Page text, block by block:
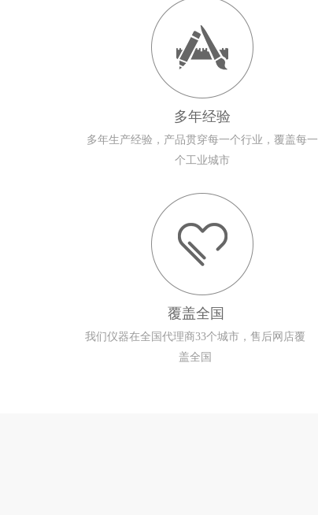
多年经验
多年生产经验，产品贯穿每一个行业，覆盖每一
个工业城市
覆盖全国
我们仪器在全国代理商33个城市，售后网店覆
盖全国